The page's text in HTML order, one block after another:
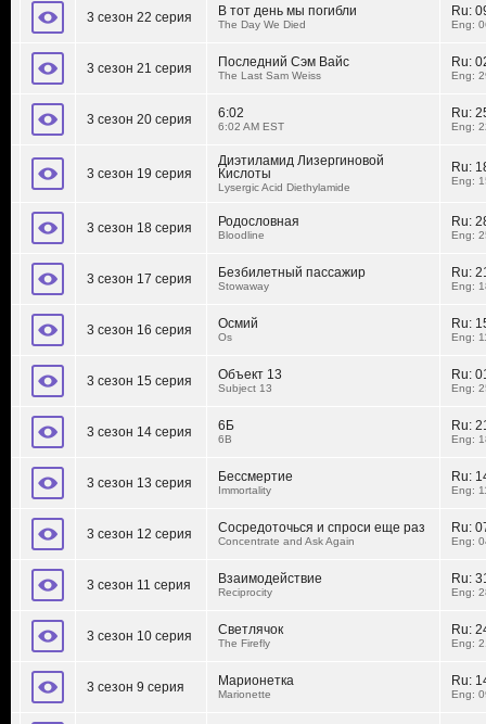
3 сезон 22 серия В тот день мы погибли
The Day We Died
Ru:
Eng:
3 сезон 21 серия Последний Сэм Вайc
The Last Sam Weiss
Ru:
Eng:
3 сезон 20 серия 6:02
6:02 AM EST
Ru:
Eng:
3 сезон 19 серия
Диэтиламид Лизергиновой
Кислоты
Lysergic Acid Diethylamide
Ru:
Eng:
3 сезон 18 серия Родословная
Bloodline
Ru:
Eng:
3 сезон 17 серия Безбилетный пассажир
Stowaway
Ru:
Eng:
3 сезон 16 серия Осмий
Os
Ru:
Eng:
3 сезон 15 серия Объект 13
Subject 13
Ru:
Eng:
3 сезон 14 серия 6Б
6B
Ru:
Eng:
3 сезон 13 серия Бессмертие
Immortality
Ru:
Eng:
3 сезон 12 серия Сосредоточься и спроси еще раз
Concentrate and Ask Again
Ru:
Eng:
3 сезон 11 серия Взаимодействие
Reciprocity
Ru:
Eng:
3 сезон 10 серия Светлячок
The Firefly
Ru:
Eng:
3 сезон 9 серия Марионетка
Marionette
Ru:
Eng: